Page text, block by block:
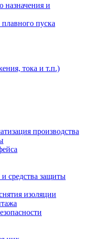
назначения и
пуска
тока и т.п.)
производства
средства защиты
изоляции